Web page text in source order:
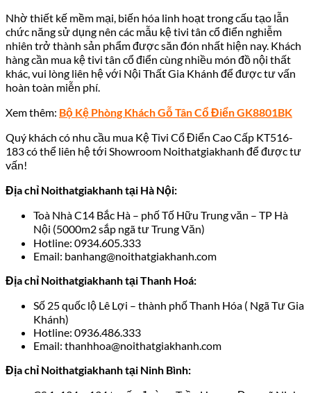
Nhờ thiết kế mềm mại, biến hóa linh hoạt trong cấu tạo lẫn
chức năng sử dụng nên các mẫu kệ tivi tân cổ điển nghiễm
nhiên trở thành sản phẩm được săn đón nhất hiện nay. Khách
hàng cần mua kệ tivi tân cổ điển cùng nhiều món đồ nội thất
khác, vui lòng liên hệ với Nội Thất Gia Khánh để được tư vấn
hoàn toàn miễn phí.
Xem thêm: Bộ Kệ Phòng Khách Gỗ Tân Cổ Điển GK8801BK
Quý khách có nhu cầu mua Kệ Tivi Cổ Điển Cao Cấp KT516-
183có thể liên hệ tới Showroom Noithatgiakhanh để được tư
vấn!
Địa chỉ Noithatgiakhanh tại Hà Nội:
Toà Nhà C14 Bắc Hà – phố Tố Hữu Trung văn – TP Hà
Nội (5000m2 sắp ngã tư Trung Văn)
Hotline: 0934.605.333
Email: banhang@noithatgiakhanh.com
Địa chỉ Noithatgiakhanh tại Thanh Hoá:
Số 25 quốc lộ Lê Lợi – thành phố Thanh Hóa ( Ngã Tư Gia
Khánh)
Hotline: 0936.486.333
Email: thanhhoa@noithatgiakhanh.com
Địa chỉ Noithatgiakhanh tại Ninh Bình: